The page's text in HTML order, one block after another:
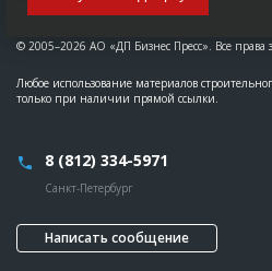
© 2005–2026 АО «ДП Бизнес Пресс». Все
Любое использование материалов
только при наличии прямой ссылки.
8 (812) 334-5971
Санкт-Петербург
Написать сообщение